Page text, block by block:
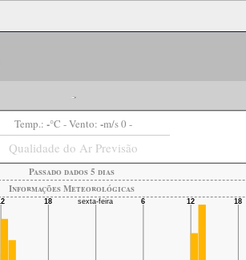
-
Temp.: -°C - Vento: -m/s 0 -
Qualidade do Ar Previsão
Passado dados 5 dias
Informações Meteorológicas